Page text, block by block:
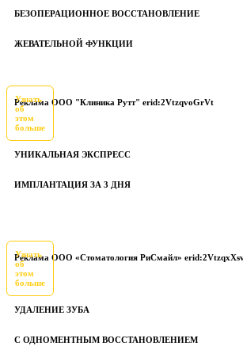
БЕЗОПЕРАЦИОННОЕ ВОССТАНОВЛЕНИЕ
ЖЕВАТЕЛЬНОЙ ФУНКЦИИ
Реклама ООО "Клиника Рутт" erid:2VtzqvoGrVt
Узнать
об
этом
больше
УНИКАЛЬНАЯ ЭКСПРЕСС
ИМПЛАНТАЦИЯ ЗА 3 ДНЯ
Реклама ООО «Стоматология РиСмайл»
Узнать
об
этом
больше
УДАЛЕНИЕ ЗУБА
С ОДНОМЕНТНЫМ ВОССТАНОВЛЕНИЕМ